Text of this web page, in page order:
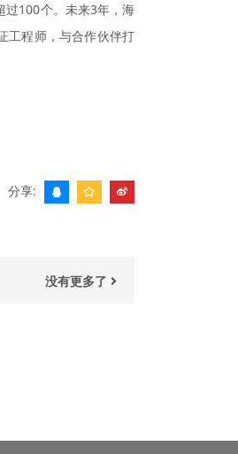
过100个。未来3年，海
工程师，与合作伙伴打
分享:
没有更多了